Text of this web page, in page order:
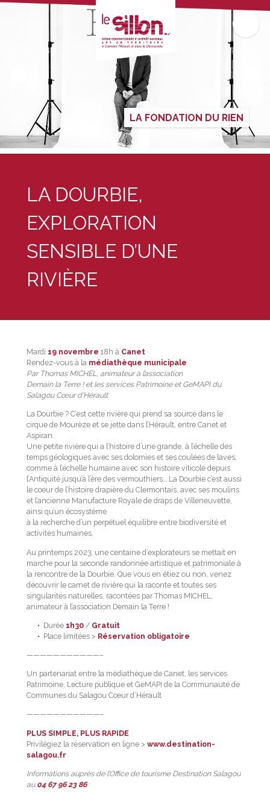
LA FONDATION DU RIEN
LA DOURBIE,
EXPLORATION
SENSIBLE D’UNE
RIVIÈRE
Mardi 19 novembre 18h à Canet
Rendez-vous à la médiathèque municipale
Par Thomas MICHEL, animateur à l’association
Demain la Terre ! et les services Patrimoine et GeMAPI du
Salagou Cœur d’Hérault
La Dourbie ? C’est cette rivière qui prend sa source dans le
cirque de Mourèze et se jette dans l’Hérault, entre Canet et
Aspiran.
Une petite rivière qui a l’histoire d’une grande, à l’échelle des
temps géologiques avec ses dolomies et ses coulées de laves,
comme à l’échelle humaine avec son histoire viticole depuis
l’Antiquité jusqu’à l’ère des vermouthiers… La Dourbie c’est aussi
le cœur de l’histoire drapière du Clermontais, avec ses moulins
et l’ancienne Manufacture Royale de draps de Villeneuvette,
ainsi qu’un écosystème
à la recherche d’un perpétuel équilibre entre biodiversité et
activités humaines.
Au printemps 2023, une centaine d’explorateurs se mettait en
marche pour la seconde randonnée artistique et patrimoniale à
la rencontre de la Dourbie. Que vous en étiez ou non, venez
découvrir le carnet de rivière qui la raconte et toutes ses
singularités naturelles, racontées par Thomas MICHEL,
animateur à l’association Demain la Terre !
Durée 1h30/ Gratuit
Place limitées > Réservation obligatoire
———————————–
Un partenariat entre la médiathèque de Canet, les services
Patrimoine, Lecture publique et GeMAPI de la Communauté de
Communes du Salagou Cœur d’Hérault
———————————–
PLUS SIMPLE, PLUS RAPIDE
Privilégiez la réservation en ligne > www.destination-
salagou.fr
Informations auprès de l’Office de tourisme Destination Salagou
au 04 67 96 23 86